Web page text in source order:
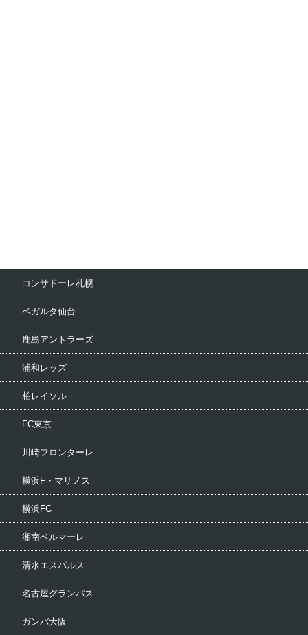
コンサドーレ札幌
ベガルタ仙台
鹿島アントラーズ
浦和レッズ
柏レイソル
FC東京
川崎フロンターレ
横浜F・マリノス
横浜FC
湘南ベルマーレ
清水エスパルス
名古屋グランパス
ガンバ大阪